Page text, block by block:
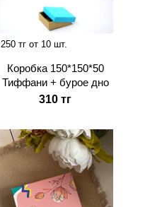
250 тг от 10 шт.
Коробка 150*150*50
Тиффани + бурое дно
310 тг